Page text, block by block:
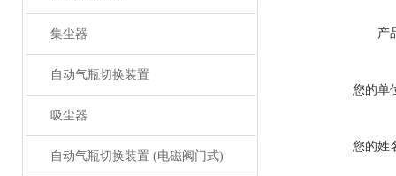
集尘器
自动气瓶切换装置
吸尘器
自动气瓶切换装置 (电磁阀门式)
产
您的单
您的姓